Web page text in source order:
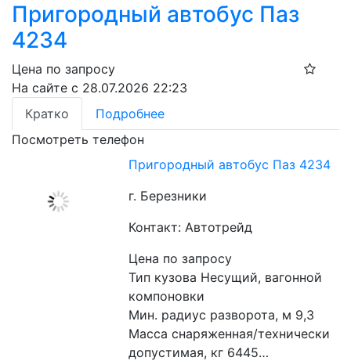
Пригородный автобус Паз
4234
Цена по запросу
На сайте с 28.07.2026 22:23
Кратко
Подробнее
Посмотреть телефон
Пригородный автобус Паз 4234
г. Березники
Контакт: Автотрейд
Цена по запросу
Тип кузова Несущий, вагонной
компоновки
Мин. радиус разворота, м 9,3
Масса снаряженная/технически
допустимая, кг 6445…